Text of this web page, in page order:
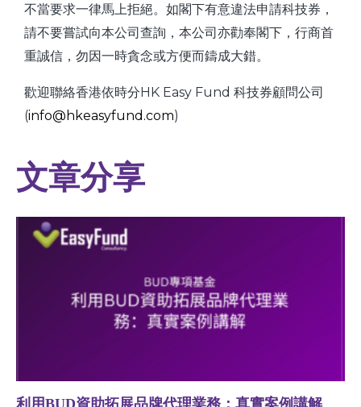
不當要求一律馬上拒絕。如閣下有意違法申請科技券，
請不要嘗試向本公司查詢，本公司亦勸奉閣下，行商首
重誠信，勿因一時貪念或方便而鑄成大錯。
歡迎聯絡香港依時分HK Easy Fund 科技券顧問公司
(info@hkeasyfund.com)
文章分享
利用BUD資助拓展品牌代理業務：真實案例講解